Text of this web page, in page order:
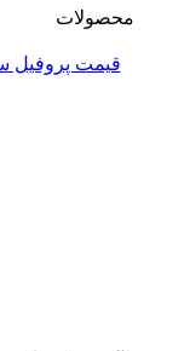
محصولات
قیمت پروفیل